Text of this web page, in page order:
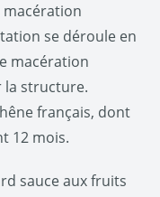
macération
se déroule en
macération
la structure.
français, dont
12 mois.
sauce aux fruits